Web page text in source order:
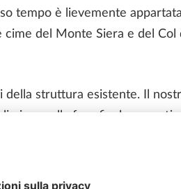
tempo è lievemente
del Monte Siera e del
struttura esistente. Il
alla fase finale
di rendering